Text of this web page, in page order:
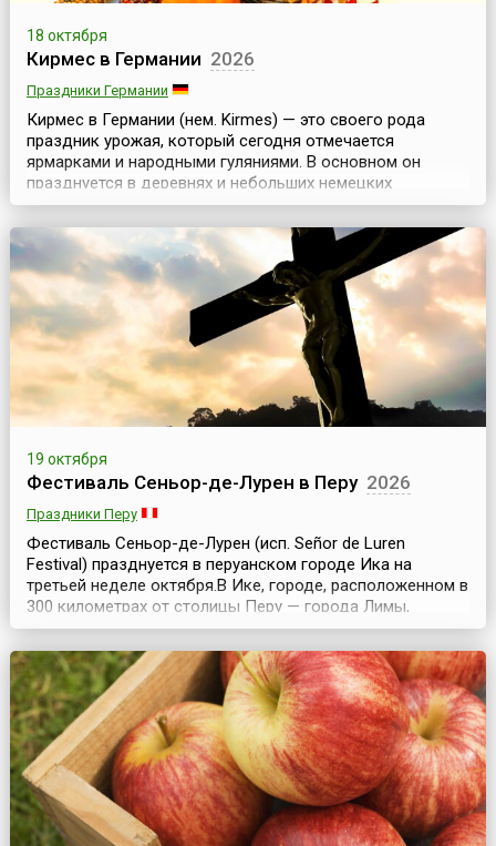
18 октября
Кирмес в Германии 2026
Праздники Германии
Кирмес в Германии (нем. Kirmes) — это своего рода
праздник урожая, который сегодня отмечается
ярмарками и народными гуляниями. В основном он
празднуется в деревнях и небольших немецких
городках.Праздник начинается с откапывания Кирмеса,
соломенного чучела с бутылочкой шнапса, которого
закапывают в землю за две недели до этого дня. Затем
чучело торжественно несут через всю деревню к
украшен...
19 октября
Фестиваль Сеньор-де-Лурен в Перу 2026
Праздники Перу
Фестиваль Сеньор-де-Лурен (исп. Señor de Luren
Festival) празднуется в перуанском городе Ика на
третьей неделе октября.В Ике, городе, расположенном в
300 километрах от столицы Перу — города Лимы,
проходит религиозное шествие в честь покровителя
города Иисуса Христа, на которое собирается большое
количество местных жителей и туристов, и
организовываются красочные ярмарки, игры и другие
развлека...